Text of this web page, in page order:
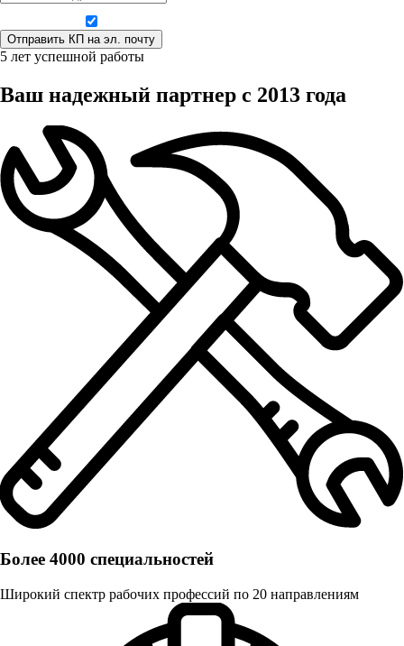
5 лет успешной работы
Ваш надежный партнер с 2013 года
Более 4000 специальностей
Широкий спектр рабочих профессий по 20 направлениям